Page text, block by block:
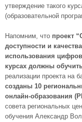
утверждение такого
(образовательной
Напомним, что проект
доступности и
использования
курсах должны
реализации проекта на
созданы 10
онлайн-образования
совета региональных
обучения Александр